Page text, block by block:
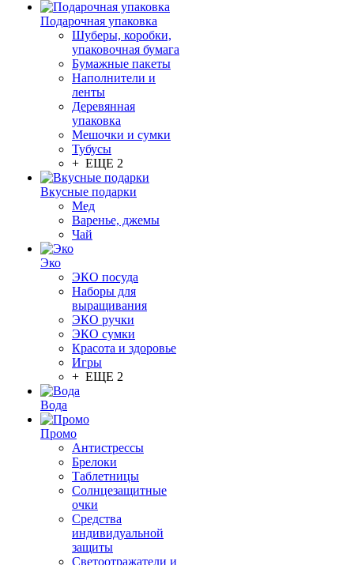
Подарочная упаковка
Шуберы, коробки,
упаковочная бумага
Бумажные пакеты
Наполнители и
ленты
Деревянная
упаковка
Мешочки и сумки
Тубусы
+ ЕЩЕ 2
Вкусные подарки
Мед
Варенье, джемы
Чай
Эко
ЭКО посуда
Наборы для
выращивания
ЭКО ручки
ЭКО сумки
Красота и здоровье
Игры
+ ЕЩЕ 2
Вода
Промо
Антистрессы
Брелоки
Таблетницы
Солнцезащитные
очки
Средства
индивидуальной
защиты
Светоотражатели и